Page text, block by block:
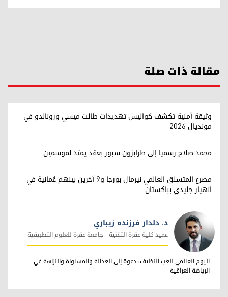
مقالة ذات صلة
وثيقة أمنية تكشف كواليس تهديدات طالت ميسي ورونالدو في
مونديال 2026
محمد صلاح رسميا إلى طرابزون سبور بعقد يمتد لموسمين
مصرع المتسلق العالمي نيرمال بورجا و9 آخرين بينهم عُمانية في
انهيار جليدي بباكستان
د. دلدار فرزنده زيباري
د. دلدار فرزنده زيباري
عميد كلية عقرة التقنية - جامعة عقرة للعلوم التطبيقية
اليوم العالمي للعب النظيف: دعوة إلى العدالة والمساواة والنزاهة في
الرياضة العراقية